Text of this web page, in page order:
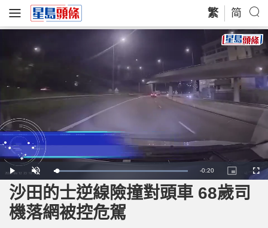
繁 简
P
l
a
y
U
n
m
u
t
e
L
o
a
d
e
d
:
1
0
R
e
-0:20
P
i
t
u
F
u
沙田的士逆線險撞對頭車 68歲司
機落網被控危駕